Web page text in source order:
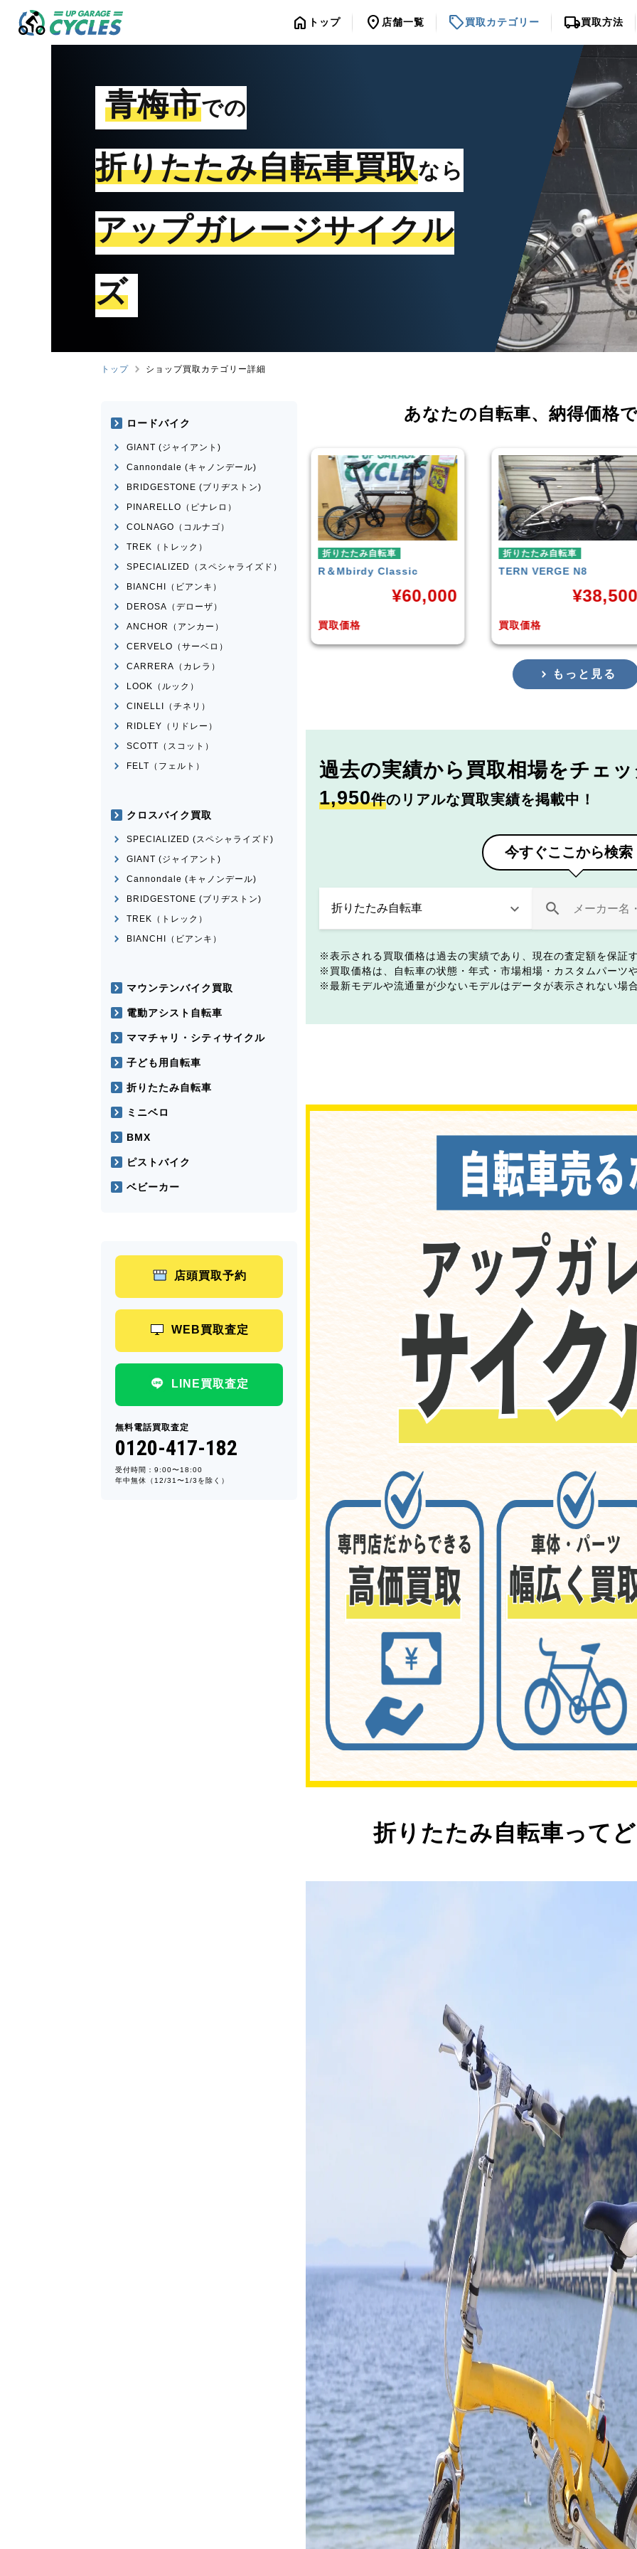
home トップ location_on 店舗一覧 sell買取カテゴリー local_shipping買取方法
青梅市での
折りたたみ自転車買取なら
アップガレージサイクル
ズ
トップ ショップ買取カテゴリー詳細
あなたの自転車、 納得価格
折りたたみ自転車
R＆Mbirdy Classic
買取価格
¥
折りたたみ自転車
TERNVERGE N8
買取価格
¥38,500
折りたたみ自転車
RENAULTLIGHT-8 AL-
買取価格
¥
もっと見る
過去の実績から 買取相場をチェ
1,950件のリアルな買取実績を掲載中！
今すぐここから検索
表示される買取価格は過去の実績であり、現在の査定額を保証
買取価格は、自転車の状態・年式・市場相場・カスタムパーツ
最新モデルや流通量が少ないモデルはデータが表示されない場
折りたたみ自転車って
ロードバイク
GIANT (ジャイアント)
Cannondale (キャノンデール)
BRIDGESTONE (ブリヂストン)
PINARELLO（ピナレロ）
COLNAGO（コルナゴ）
TREK（トレック）
SPECIALIZED（スペシャライズド）
BIANCHI（ビアンキ）
DEROSA（デローザ）
ANCHOR（アンカー）
CERVELO（サーベロ）
CARRERA（カレラ）
LOOK（ルック）
CINELLI（チネリ）
RIDLEY（リドレー）
SCOTT（スコット）
FELT（フェルト）
クロスバイク買取
SPECIALIZED (スペシャライズド)
GIANT (ジャイアント)
Cannondale (キャノンデール)
BRIDGESTONE (ブリヂストン)
TREK（トレック）
BIANCHI（ビアンキ）
マウンテンバイク買取
電動アシスト自転車
ママチャリ・シティサイクル
子ども用自転車
折りたたみ自転車
ミニベロ
BMX
ピストバイク
ベビーカー
店頭買取予約
WEB買取査定
LINE買取査定
無料電話買取査定
0120-417-182
受付時間：9:00〜18:00
年中無休（12/31〜1/3を除く）